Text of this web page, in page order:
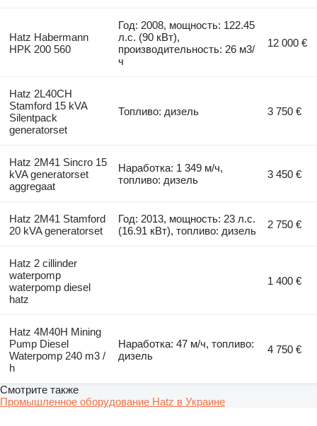
Hatz Habermann
HPK 200 560
Год: 2008, мощность: 122.45
л.с. (90 кВт),
производительность: 26 м3/
ч
12 000 €
Hatz 2L40CH
Stamford 15 kVA
Silentpack
generatorset
Топливо: дизель 3 750 €
Hatz 2M41 Sincro 15
kVA generatorset
aggregaat
Наработка: 1 349 м/ч,
топливо: дизель
3 450 €
Hatz 2M41 Stamford
20 kVA generatorset
Год: 2013, мощность: 23 л.с.
(16.91 кВт), топливо: дизель
2 750 €
Hatz 2 cillinder
waterpomp
waterpomp diesel
hatz
1 400 €
Hatz 4M40H Mining
Pump Diesel
Waterpomp 240 m3 /
h
Наработка: 47 м/ч, топливо:
дизель
4 750 €
Смотрите также
Промышленное оборудование Hatz в Украине